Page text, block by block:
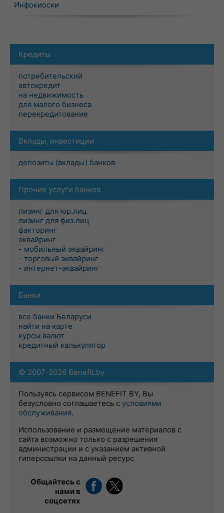
Инфокиоски
Кредиты
потребительский
автокредит
на недвижимость
для малого бизнеса
перекредитование
Вклады, инвестиции
депозиты (вклады) банков
Прочие услуги банков
лизинг для юр.лиц
лизинг для физ.лиц
факторинг
эквайринг
- мобильный эквайринг
- торговый эквайринг
- интернет-эквайринг
Банки
все банки Беларуси
найти на карте
курсы валют
кредитный калькулятор
© 2007-2026 Benefit.by
Пользуясь сервисом BENEFIT BY, Вы
безусловно соглашаетесь с условиями
обслуживания.
Использование и размещение материалов с
сайта возможно только с разрешения
администрации и с указанием активной
гиперссылки на данный ресурс
Общайтесь с
нами в
соцсетях